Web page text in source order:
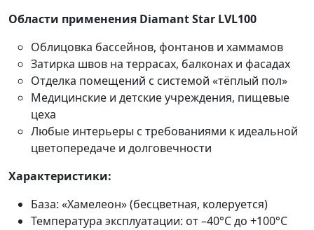
Области применения Diamant Star LVL100
Облицовка бассейнов, фонтанов и хаммамов
Затирка швов на террасах, балконах и фасадах
Отделка помещений с системой «тёплый пол»
Медицинские и детские учреждения, пищевые
цеха
Любые интерьеры с требованиями к идеальной
цветопередаче и долговечности
Характеристики:
База: «Хамелеон» (бесцветная, колеруется)
Температура эксплуатации: от –40°C до +100°C